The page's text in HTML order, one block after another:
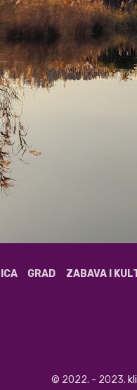
GRAD ZABAVA I
© 2022. - 2023.